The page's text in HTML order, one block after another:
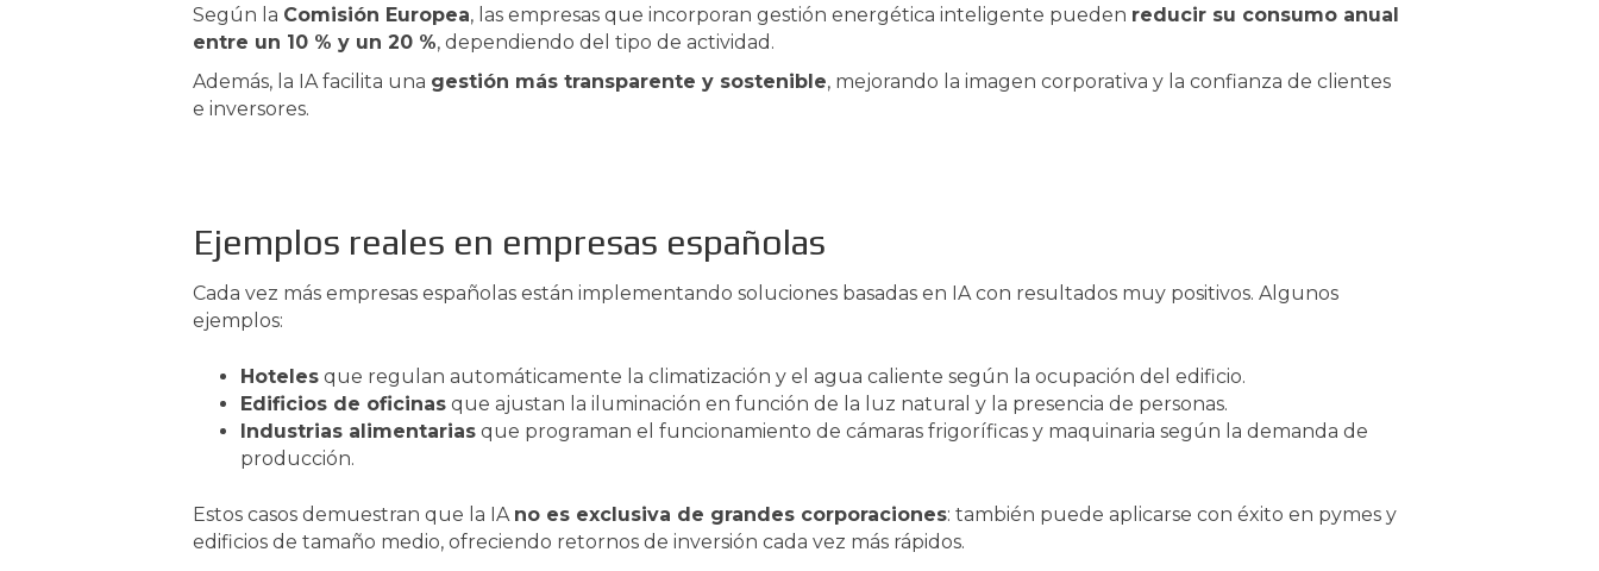
Según la Comisión Europea, las empresas que incorporan gestión energética inteligente pueden reducir su consumo anual
entre un 10 % y un 20 %, dependiendo del tipo de actividad.
Además, la IA facilita una gestión más transparente y sostenible, mejorando la imagen corporativa y la confianza de clientes
e inversores.
Ejemplos reales en empresas españolas
Cada vez más empresas españolas están implementando soluciones basadas en IA con resultados muy positivos. Algunos
ejemplos:
Hoteles que regulan automáticamente la climatización y el agua caliente según la ocupación del edificio.
Edificios de oficinas que ajustan la iluminación en función de la luz natural y la presencia de personas.
Industrias alimentarias que programan el funcionamiento de cámaras frigoríficas y maquinaria según la demanda de
producción.
Estos casos demuestran que la IA no es exclusiva de grandes corporaciones: también puede aplicarse con éxito en pymes y
edificios de tamaño medio, ofreciendo retornos de inversión cada vez más rápidos.